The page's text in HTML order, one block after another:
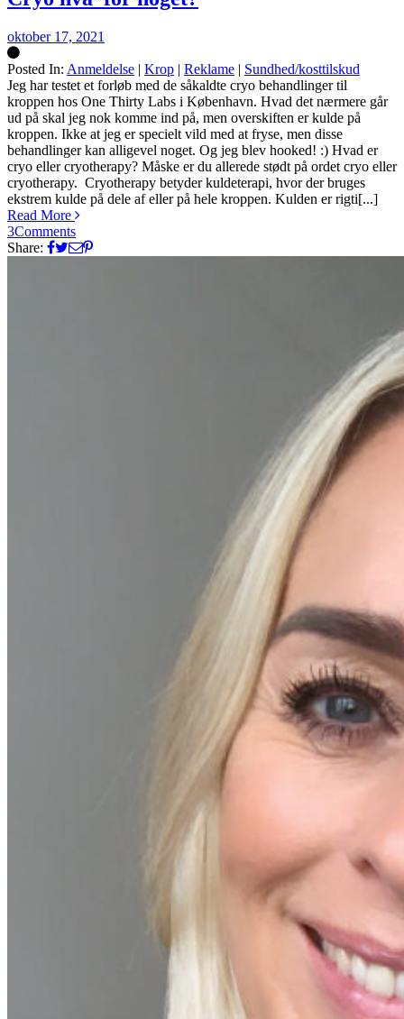
oktober 17, 2021
Posted In: Anmeldelse | Krop | Reklame | Sundhed/kosttilskud
Silke
Jeg har testet et forløb med de såkaldte cryo behandlinger til
kroppen hos One Thirty Labs i København. Hvad det nærmere går
ud på skal jeg nok komme ind på, men overskiften er kulde på
kroppen. Ikke at jeg er specielt vild med at fryse, men disse
behandlinger kan alligevel noget. Og jeg blev hooked! :) Hvad er
cryo eller cryotherapy? Måske er du allerede stødt på ordet cryo eller
cryotherapy. Cryotherapy betyder kuldeterapi, hvor der bruges
ekstrem kulde på dele af eller på hele kroppen. Kulden er rigti[...]
Read More
3Comments
Share: